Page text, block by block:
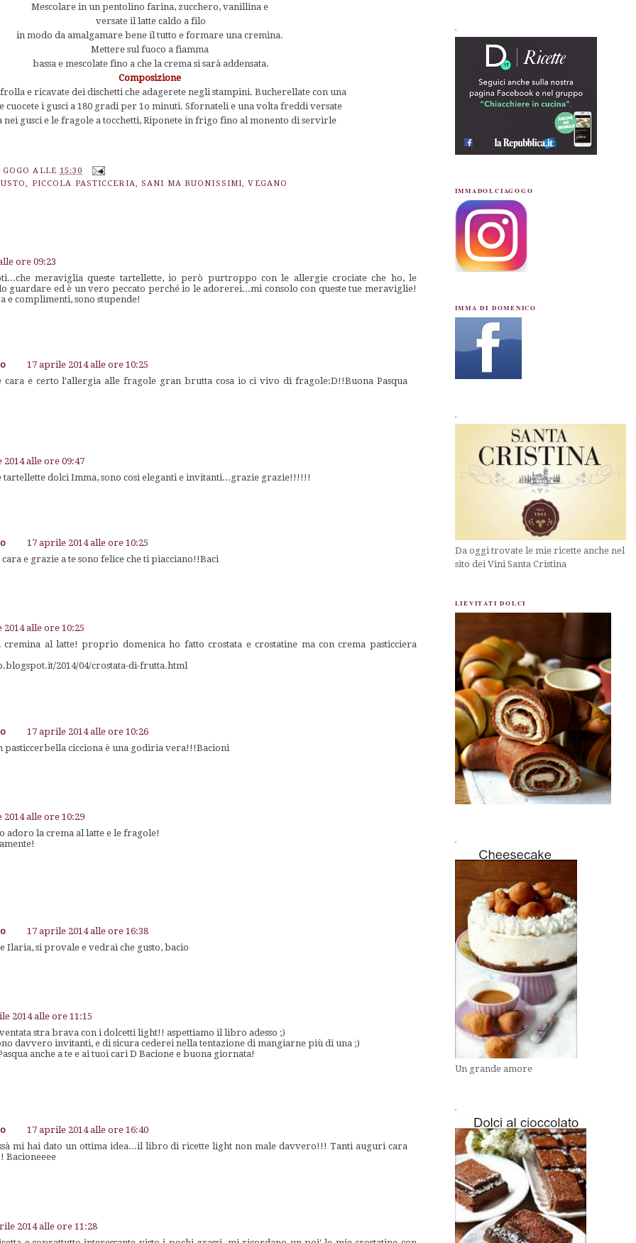
Mescolare in un pentolino farina, zucchero, vanillina e
versate il latte caldo a filo
in modo da amalgamare bene il tutto e formare una cremina.
Mettere sul fuoco a fiamma
bassa e mescolate fino a che la crema si sarà addensata.
Composizione
e ricavate dei dischetti che adagerete negli stampini. Bucherellate con una
cuocete i gusci a 180 gradi per 1o minuti. Sfornateli e una volta freddi versate
nei gusci e le fragole a tocchetti, Riponete in frigo fino al monento di servirle
ALLE 15:30
PICCOLA PASTICCERIA ,SANI MA BUONISSIMI ,VEGANO
ore 09:23
meraviglia queste tartellette, io però purtroppo con le allergie crociate che ho, le
guardare ed è un vero peccato perché io le adorerei...mi consolo con queste tue meraviglie!
e complimenti, sono stupende!
17 aprile 2014 alle ore 10:25
cara e certo l'allergia alle fragole gran brutta cosa io ci vivo di fragole:D!!Buona Pasqua
2014 alle ore 09:47
tartellette dolci Imma, sono così eleganti e invitanti...grazie grazie!!!!!!
17 aprile 2014 alle ore 10:25
e grazie a te sono felice che ti piacciano!!Baci
alle ore 10:25
cremina al latte! proprio domenica ho fatto crostata e crostatine ma con crema pasticciera
2014/04/crostata-di-frutta.html
17 aprile 2014 alle ore 10:26
pasticcerbella cicciona è una godiria vera!!!Bacioni
2014 alle ore 10:29
adoro la crema al latte e le fragole!
17 aprile 2014 alle ore 16:38
Ilaria, si provale e vedrai che gusto, bacio
2014 alle ore 11:15
stra brava con i dolcetti light!! aspettiamo il libro adesso ;)
davvero invitanti, e di sicura cederei nella tentazione di mangiarne più di una ;)
anche a te e ai tuoi cari D Bacione e buona giornata!
17 aprile 2014 alle ore 16:40
mi hai dato un ottima idea...il libro di ricette light non male davvero!!! Tanti auguri cara
Bacioneeee
2014 alle ore 11:28
.
IMMADOLCIAGOGO
IMMA DI DOMENICO
.
Da oggi trovate le mie ricette anche nel
sito dei Vini Santa Cristina
LIEVITATI DOLCI
.
Un grande amore
.